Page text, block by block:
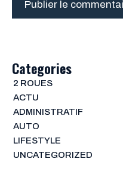
Categories
2 ROUES
ACTU
ADMINISTRATIF
AUTO
LIFESTYLE
UNCATEGORIZED